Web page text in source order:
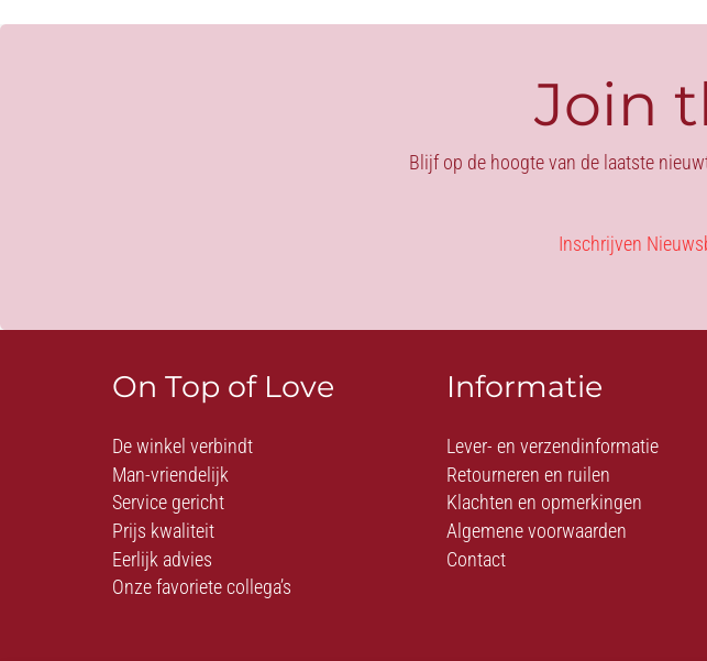
Join
Blijf op de hoogte van de laatste
Inschrijven
On Top of Love
De winkel verbindt
Man-vriendelijk
Service gericht
Prijs kwaliteit
Eerlijk advies
Onze favoriete collega’s
Informatie
Lever- en verzendinformatie
Retourneren en ruilen
Klachten en opmerkingen
Algemene voorwaarden
Contact